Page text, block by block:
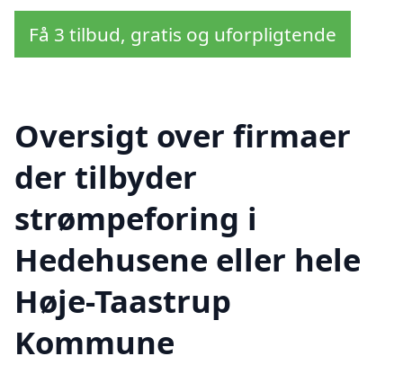
Få 3 tilbud, gratis og uforpligtende
Oversigt over firmaer
der tilbyder
strømpeforing i
Hedehusene eller hele
Høje-Taastrup
Kommune